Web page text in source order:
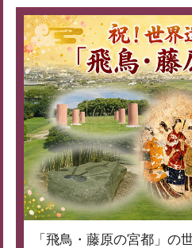
「飛鳥・藤原の宮都」の